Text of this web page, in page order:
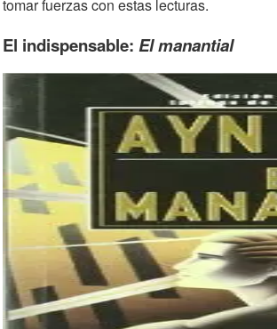
tomar fuerzas con estas lecturas.
El indispensable: El manantial